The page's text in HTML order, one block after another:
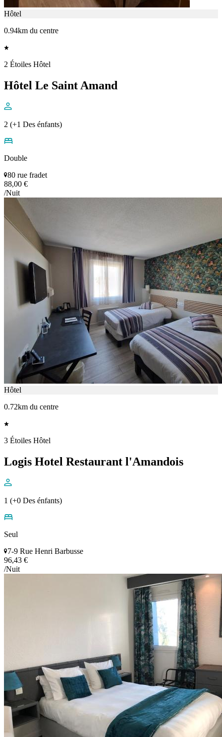
Hôtel
0.94km du centre
2 Étoiles Hôtel
Hôtel Le Saint Amand
2 (+1 Des énfants)
Double
80 rue fradet
88,00 €
/Nuit
Hôtel
0.72km du centre
3 Étoiles Hôtel
Logis Hotel Restaurant l'Amandois
1 (+0 Des énfants)
Seul
7-9 Rue Henri Barbusse
96,43 €
/Nuit